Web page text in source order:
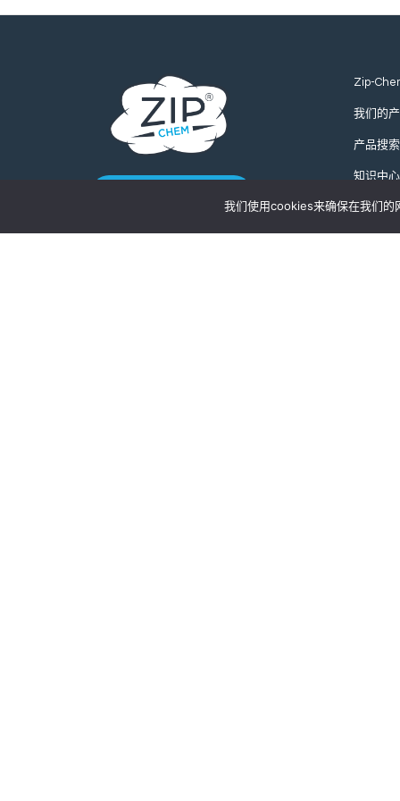
Zip-
我们的
产品搜索
知识中心
全球询价
我们使用cookies来确保在我们的